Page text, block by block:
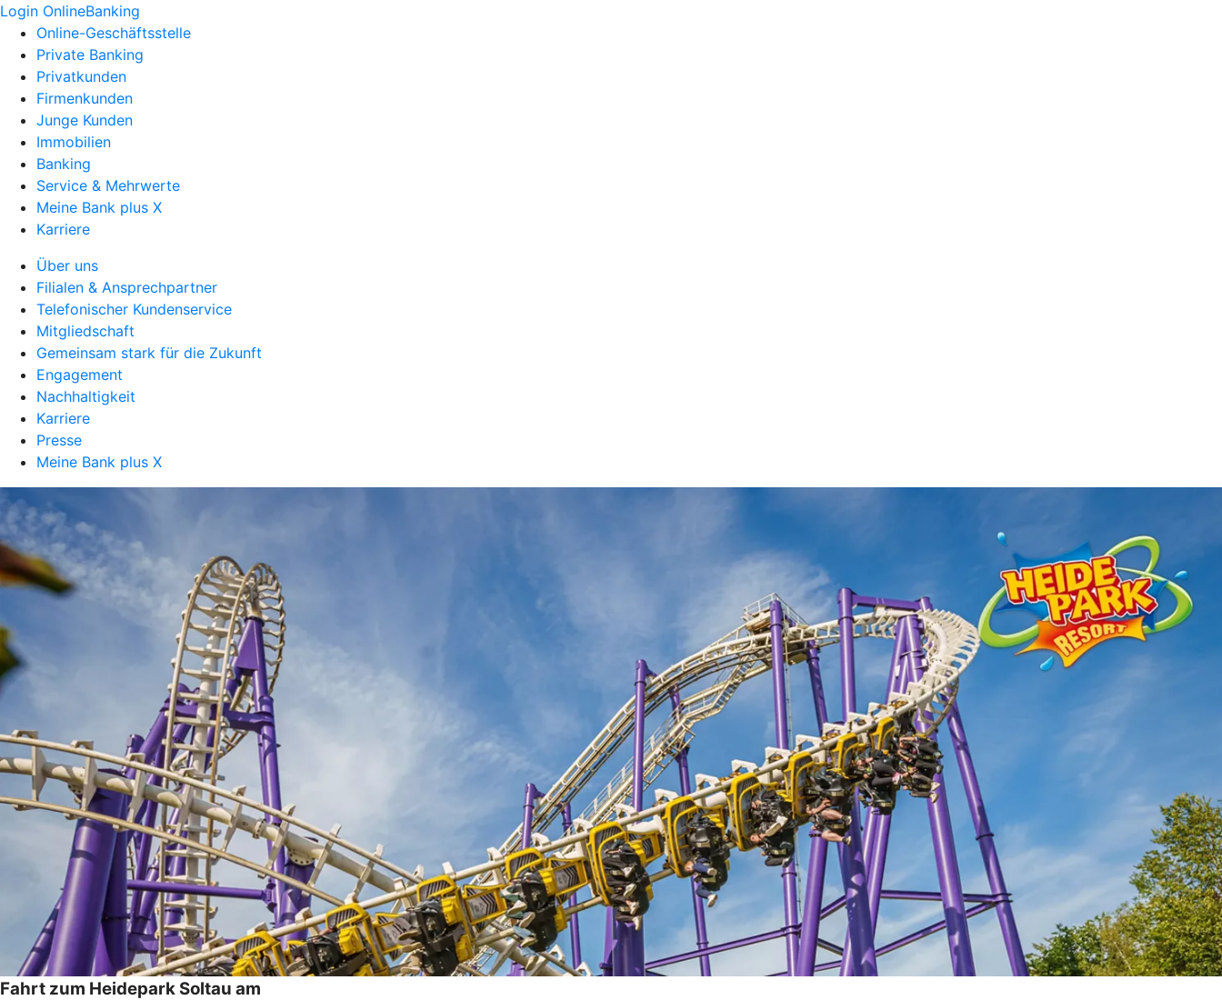
Login OnlineBanking
Online-Geschäftsstelle
Private Banking
Privatkunden
Firmenkunden
Junge Kunden
Immobilien
Banking
Service & Mehrwerte
Meine Bank plus X
Karriere
Über uns
Filialen & Ansprechpartner
Telefonischer Kundenservice
Mitgliedschaft
Gemeinsam stark für die Zukunft
Engagement
Nachhaltigkeit
Karriere
Presse
Meine Bank plus X
Fahrt zum Heidepark Soltau am